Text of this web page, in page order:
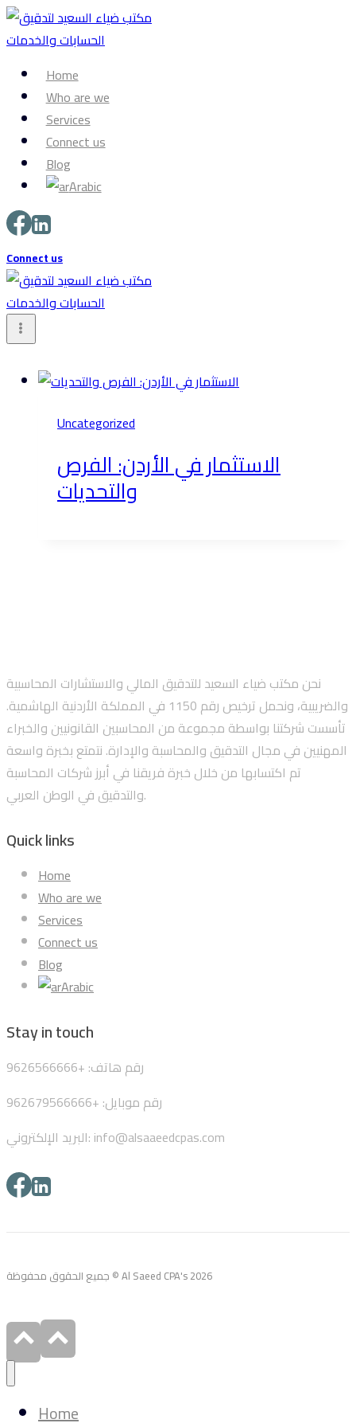
Skip
to
Home
Who are we
Services
Connect us
Blog
Arabic
Connect us
Uncategorized
الاستثمار في الأردن: الفرص
والتحديات
نحن مكتب ضياء السعيد للتدقيق المالي والاستشارات المحاسبية
والضريبية، ونحمل ترخيص رقم 1150 في المملكة الأردنية الهاشمية.
تأسست شركتنا بواسطة مجموعة من المحاسبين القانونيين والخبراء
المهنيين في مجال التدقيق والمحاسبة والإدارة. نتمتع بخبرة واسعة
تم اكتسابها من خلال خبرة فريقنا في أبرز شركات المحاسبة
والتدقيق في الوطن العربي.
Quick links
Home
Who are we
Services
Connect us
Blog
Arabic
Stay in touch
رقم هاتف: +9626566666
رقم موبايل: +962679566666
البريد الإلكتروني: info@alsaaeedcpas.com
جميع الحقوق محفوظة © Al Saeed CPA's 2026
Home